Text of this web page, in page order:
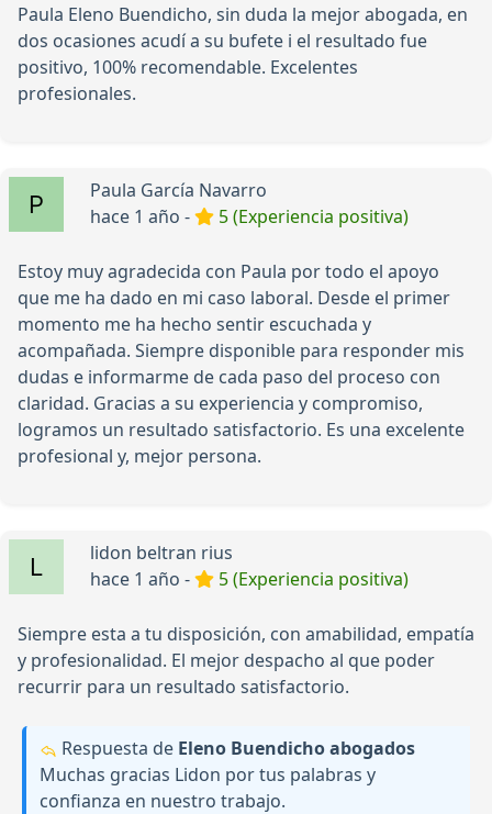
Paula Eleno Buendicho, sin duda la mejor abogada, en
dos ocasiones acudí a su bufete i el resultado fue
positivo, 100% recomendable. Excelentes
profesionales.
Paula García Navarro
hace 1 año -
5 (Experiencia positiva)
Estoy muy agradecida con Paula por todo el apoyo
que me ha dado en mi caso laboral. Desde el primer
momento me ha hecho sentir escuchada y
acompañada. Siempre disponible para responder mis
dudas e informarme de cada paso del proceso con
claridad. Gracias a su experiencia y compromiso,
logramos un resultado satisfactorio. Es una excelente
profesional y, mejor persona.
lidon beltran rius
hace 1 año -
5 (Experiencia positiva)
Siempre esta a tu disposición, con amabilidad, empatía
y profesionalidad. El mejor despacho al que poder
recurrir para un resultado satisfactorio.
Respuesta de Eleno Buendicho abogados
Muchas gracias Lidon por tus palabras y
confianza en nuestro trabajo.